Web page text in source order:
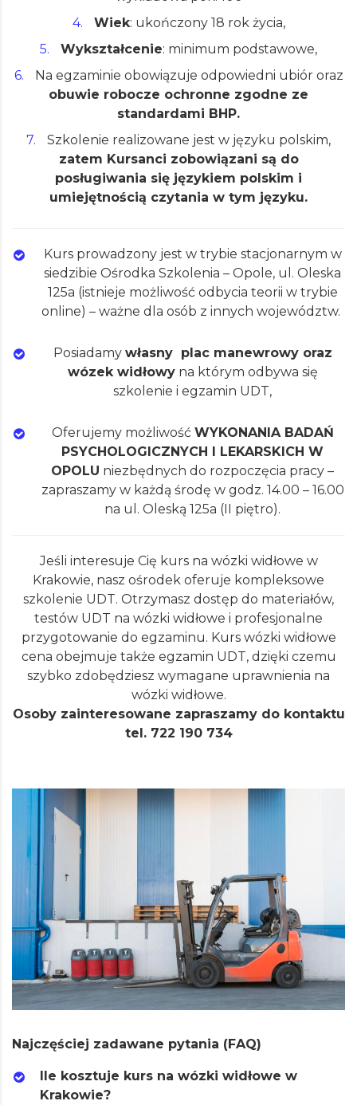
Wiek: ukończony 18 rok życia,
Wykształcenie: minimum podstawowe,
Na egzaminie obowiązuje odpowiedni ubiór oraz
obuwie robocze ochronne zgodne ze
standardami BHP.
Szkolenie realizowane jest w języku polskim,
zatem Kursanci zobowiązani są do
posługiwania się językiem polskim i
umiejętnością czytania w tym języku.
Kurs prowadzony jest w trybie stacjonarnym w
siedzibie Ośrodka Szkolenia – Opole, ul. Oleska
125a (istnieje możliwość odbycia teorii w trybie
online) – ważne dla osób z innych województw.
Posiadamy własny plac manewrowy oraz
wózek widłowyna którym odbywa się
szkolenie i egzamin UDT,
Oferujemy możliwość WYKONANIA BADAŃ
PSYCHOLOGICZNYCH I LEKARSKICH W
OPOLU niezbędnych do rozpoczęcia pracy –
zapraszamy w każdą środę w godz. 14.00 – 16.00
na ul. Oleską 125a (II piętro).
Jeśli interesuje Cię kurs na wózki widłowe w
Krakowie, nasz ośrodek oferuje kompleksowe
szkolenie UDT. Otrzymasz dostęp do materiałów,
testów UDT na wózki widłowe i profesjonalne
przygotowanie do egzaminu. Kurs wózki widłowe
cena obejmuje także egzamin UDT, dzięki czemu
szybko zdobędziesz wymagane uprawnienia na
wózki widłowe.
Osoby zainteresowane zapraszamy do kontaktu
tel. 722 190 734
Najczęściej zadawane pytania (FAQ)
Ile kosztuje kurs na wózki widłowe w
Krakowie?